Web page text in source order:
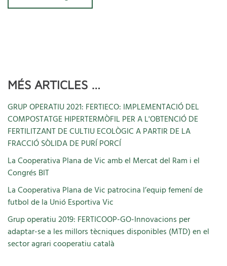
MÉS ARTICLES …
GRUP OPERATIU 2021: FERTIECO: IMPLEMENTACIÓ DEL
COMPOSTATGE HIPERTERMÒFIL PER A L'OBTENCIÓ DE
FERTILITZANT DE CULTIU ECOLÒGIC A PARTIR DE LA
FRACCIÓ SÒLIDA DE PURÍ PORCÍ
La Cooperativa Plana de Vic amb el Mercat del Ram i el
Congrés BIT
La Cooperativa Plana de Vic patrocina l’equip femení de
futbol de la Unió Esportiva Vic
Grup operatiu 2019: FERTICOOP-GO-Innovacions per
adaptar-se a les millors tècniques disponibles (MTD) en el
sector agrari cooperatiu català